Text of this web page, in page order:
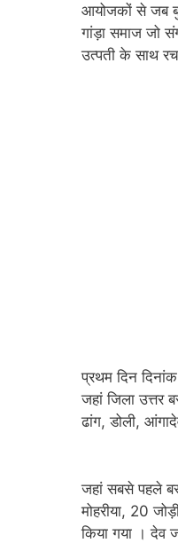
आयोजकों से जब
गांड़ा समाज जो
उत्पती के साथ
प्रथम दिन
जहां जिला उत्तर
ढांग, डोली,
जहां सबसे पहले
मोहरीया, 20
किया गया । देव